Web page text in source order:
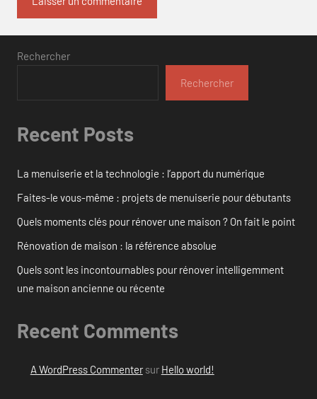
Rechercher
Rechercher
Recent Posts
La menuiserie et la technologie : l’apport du numérique
Faites-le vous-même : projets de menuiserie pour débutants
Quels moments clés pour rénover une maison ? On fait le point
Rénovation de maison : la référence absolue
Quels sont les incontournables pour rénover intelligemment
une maison ancienne ou récente
Recent Comments
A WordPress Commentersur Hello world!